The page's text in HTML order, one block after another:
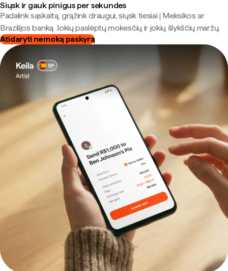
Siųsk ir gauk pinigus per sekundes
Padalink sąskaitą, grąžink draugui, siųsk tiesiai į Meksikos ar
Brazilijos banką. Jokių paslėptų mokesčių ir jokių šlykščių maržų.
Atidaryti nemoką paskyrą